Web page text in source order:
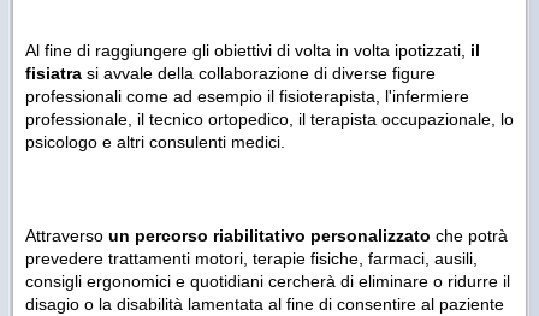
Al fine di raggiungere gli obiettivi di volta in volta ipotizzati, il
fisiatra si avvale della collaborazione di diverse figure
professionali come ad esempio il fisioterapista, l'infermiere
professionale, il tecnico ortopedico, il terapista occupazionale, lo
psicologo e altri consulenti medici.
Attraverso un percorso riabilitativo personalizzato che potrà
prevedere trattamenti motori, terapie fisiche, farmaci, ausili,
consigli ergonomici e quotidiani cercherà di eliminare o ridurre il
disagio o la disabilità lamentata al fine di consentire al paziente